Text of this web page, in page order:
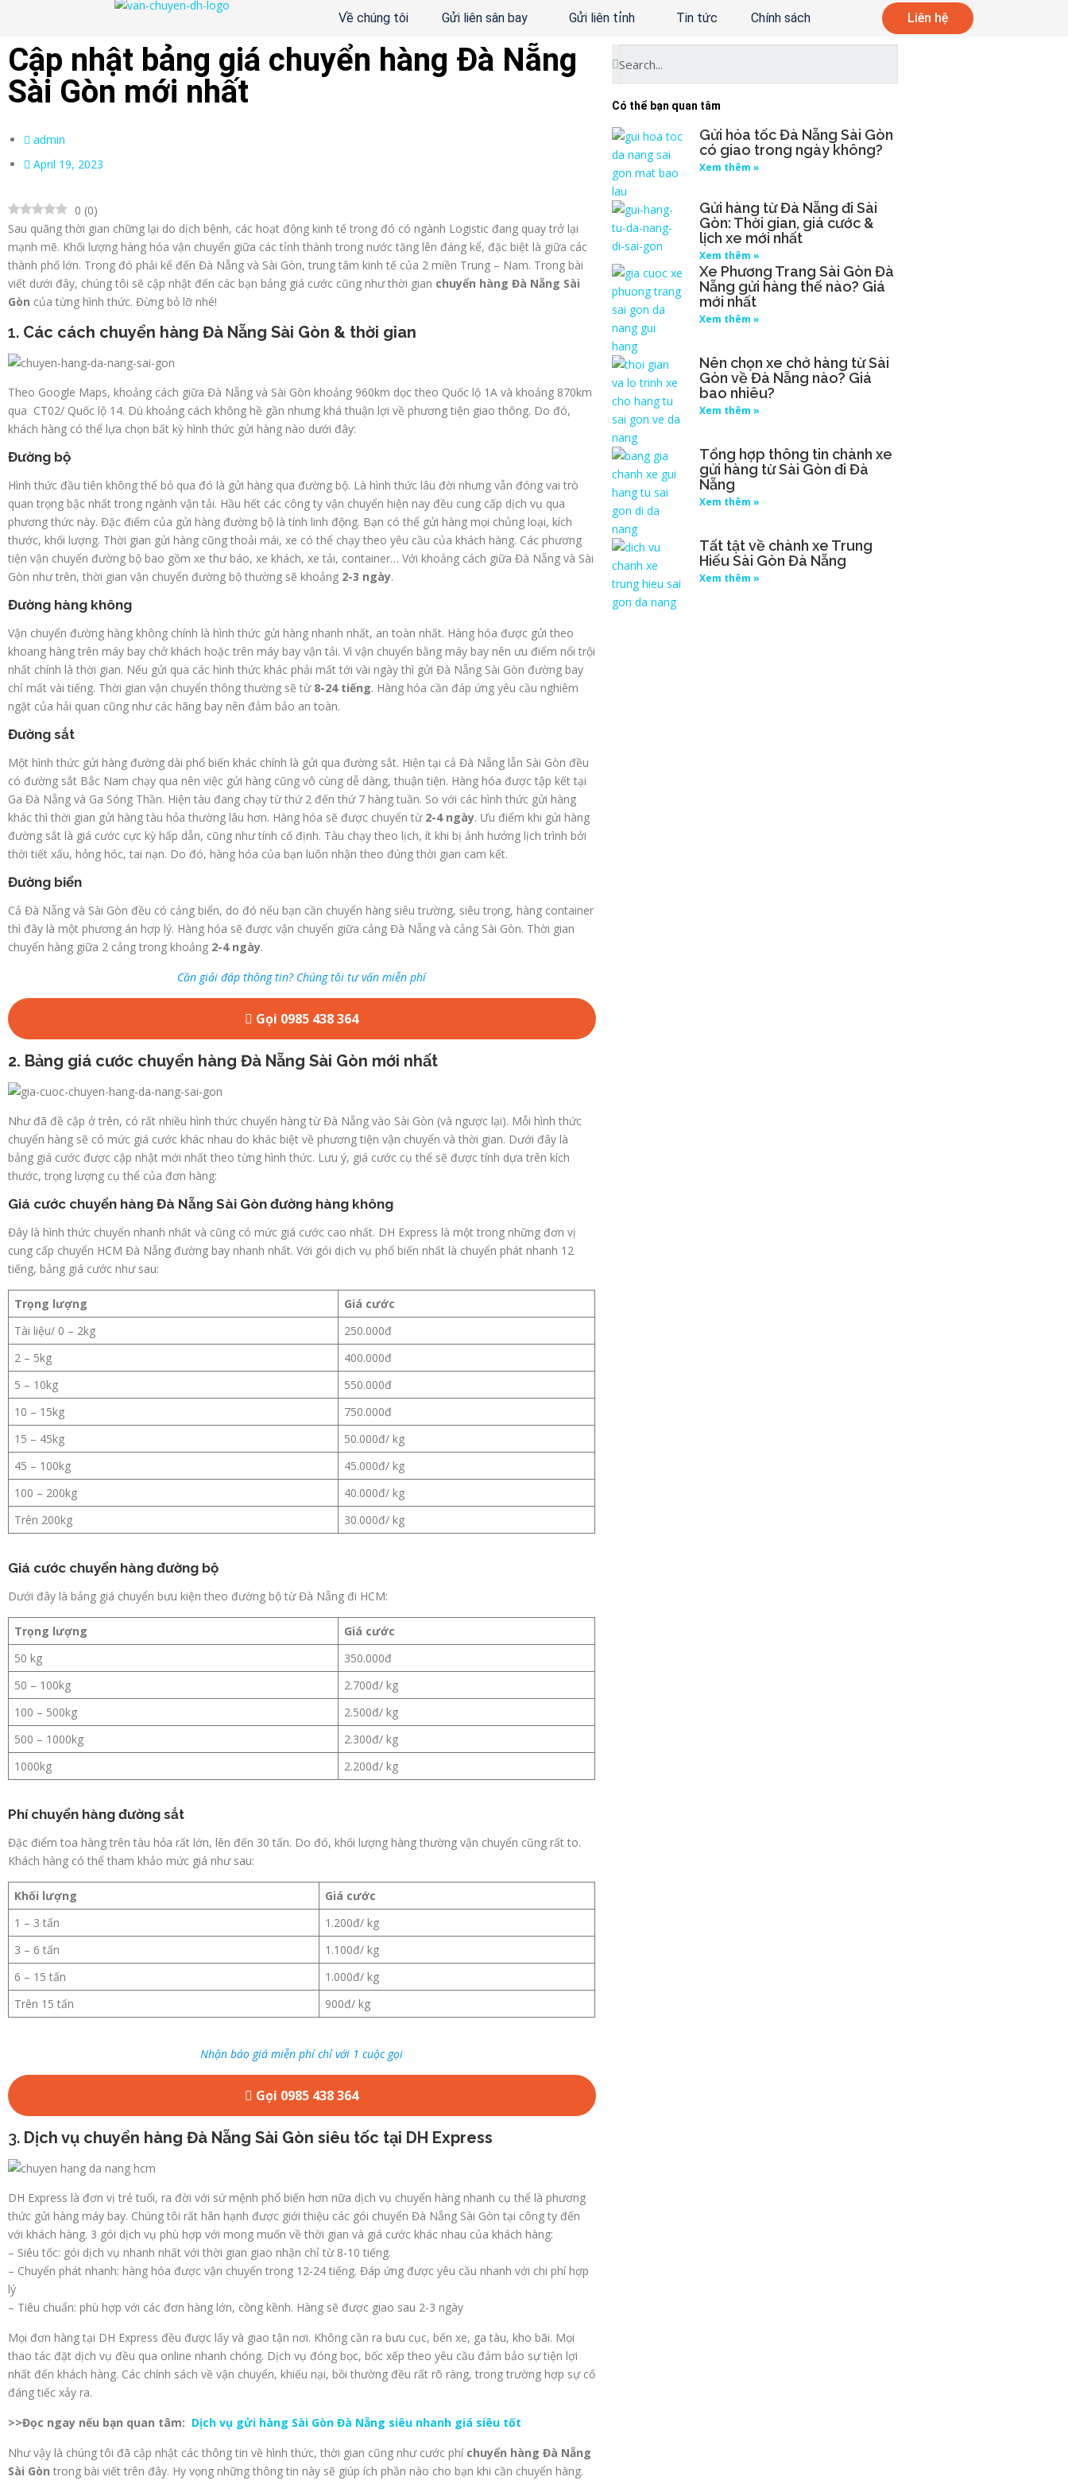
Về chúng tôi Gửi liên sân bay Gửi liên tỉnh Tin tức Chính sách Liên hệ
Cập nhật bảng giá chuyển hàng Đà Nẵng
Sài Gòn mới nhất
admin
April 19, 2023
0 (0)
Sau quãng thời gian chững lại do dịch bệnh, các hoạt động kinh tế trong đó có ngành Logistic đang quay trở lại
mạnh mẽ. Khối lượng hàng hóa vận chuyển giữa các tỉnh thành trong nước tăng lên đáng kể, đặc biệt là giữa các
thành phố lớn. Trong đó phải kể đến Đà Nẵng và Sài Gòn, trung tâm kinh tế của 2 miền Trung – Nam. Trong bài
viết dưới đây, chúng tôi sẽ cập nhật đến các bạn bảng giá cước cũng như thời gian chuyển hàng Đà Nẵng Sài
Gòn của từng hình thức. Đừng bỏ lỡ nhé!
1. Các cách chuyển hàng Đà Nẵng Sài Gòn & thời gian
Theo Google Maps, khoảng cách giữa Đà Nẵng và Sài Gòn khoảng 960km dọc theo Quốc lộ 1A và khoảng 870km
qua CT02/ Quốc lộ 14. Dù khoảng cách không hề gần nhưng khá thuận lợi về phương tiện giao thông. Do đó,
khách hàng có thể lựa chọn bất kỳ hình thức gửi hàng nào dưới đây:
Đường bộ
Hình thức đầu tiên không thể bỏ qua đó là gửi hàng qua đường bộ. Là hình thức lâu đời nhưng vẫn đóng vai trò
quan trọng bậc nhất trong ngành vận tải. Hầu hết các công ty vận chuyển hiện nay đều cung cấp dịch vụ qua
phương thức này. Đặc điểm của gửi hàng đường bộ là tính linh động. Bạn có thể gửi hàng mọi chủng loại, kích
thước, khối lượng. Thời gian gửi hàng cũng thoải mái, xe có thể chạy theo yêu cầu của khách hàng. Các phương
tiện vận chuyển đường bộ bao gồm xe thư báo, xe khách, xe tải, container… Với khoảng cách giữa Đà Nẵng và Sài
Gòn như trên, thời gian vận chuyển đường bộ thường sẽ khoảng 2-3 ngày.
Đường hàng không
Vận chuyển đường hàng không chính là hình thức gửi hàng nhanh nhất, an toàn nhất. Hàng hóa được gửi theo
khoang hàng trên máy bay chở khách hoặc trên máy bay vận tải. Vì vận chuyển bằng máy bay nên ưu điểm nổi trội
nhất chính là thời gian. Nếu gửi qua các hình thức khác phải mất tới vài ngày thì gửi Đà Nẵng Sài Gòn đường bay
chỉ mất vài tiếng. Thời gian vận chuyển thông thường sẽ từ 8-24 tiếng. Hàng hóa cần đáp ứng yêu cầu nghiêm
ngặt của hải quan cũng như các hãng bay nên đảm bảo an toàn.
Đường sắt
Một hình thức gửi hàng đường dài phổ biến khác chính là gửi qua đường sắt. Hiện tại cả Đà Nẵng lẫn Sài Gòn đều
có đường sắt Bắc Nam chạy qua nên việc gửi hàng cũng vô cùng dễ dàng, thuận tiện. Hàng hóa được tập kết tại
Ga Đà Nẵng và Ga Sóng Thần. Hiện tàu đang chạy từ thứ 2 đến thứ 7 hàng tuần. So với các hình thức gửi hàng
khác thì thời gian gửi hàng tàu hỏa thường lâu hơn. Hàng hóa sẽ được chuyển từ 2-4 ngày. Ưu điểm khi gửi hàng
đường sắt là giá cước cực kỳ hấp dẫn, cũng như tính cố định. Tàu chạy theo lịch, ít khi bị ảnh hưởng lịch trình bởi
thời tiết xấu, hỏng hóc, tai nạn. Do đó, hàng hóa của bạn luôn nhận theo đúng thời gian cam kết.
Đường biển
Cả Đà Nẵng và Sài Gòn đều có cảng biển, do đó nếu bạn cần chuyển hàng siêu trường, siêu trọng, hàng container
thì đây là một phương án hợp lý. Hàng hóa sẽ được vận chuyển giữa cảng Đà Nẵng và cảng Sài Gòn. Thời gian
chuyển hàng giữa 2 cảng trong khoảng 2-4 ngày.
Cần giải đáp thông tin? Chúng tôi tư vấn miễn phí
Gọi 0985 438 364
2. Bảng giá cước chuyển hàng Đà Nẵng Sài Gòn mới nhất
Như đã đề cập ở trên, có rất nhiều hình thức chuyển hàng từ Đà Nẵng vào Sài Gòn (và ngược lại). Mỗi hình thức
chuyển hàng sẽ có mức giá cước khác nhau do khác biệt về phương tiện vận chuyển và thời gian. Dưới đây là
bảng giá cước được cập nhật mới nhất theo từng hình thức. Lưu ý, giá cước cụ thể sẽ được tính dựa trên kích
thước, trọng lượng cụ thể của đơn hàng:
Giá cước chuyển hàng Đà Nẵng Sài Gòn đường hàng không
Đây là hình thức chuyển nhanh nhất và cũng có mức giá cước cao nhất. DH Express là một trong những đơn vị
cung cấp chuyển HCM Đà Nẵng đường bay nhanh nhất. Với gói dịch vụ phổ biến nhất là chuyển phát nhanh 12
tiếng, bảng giá cước như sau:
Trọng lượng
Giá cước
Tài liệu/ 0 – 2kg
250.000đ
2 – 5kg
400.000đ
5 – 10kg
550.000đ
10 – 15kg
750.000đ
15 – 45kg
50.000đ/ kg
45 – 100kg
45.000đ/ kg
100 – 200kg
40.000đ/ kg
Trên 200kg
30.000đ/ kg
Giá cước chuyển hàng đường bộ
Dưới đây là bảng giá chuyển bưu kiện theo đường bộ từ Đà Nẵng đi HCM:
Trọng lượng
Giá cước
50 kg
350.000đ
50 – 100kg
2.700đ/ kg
100 – 500kg
2.500đ/ kg
500 – 1000kg
2.300đ/ kg
1000kg
2.200đ/ kg
Phí chuyển hàng đường sắt
Đặc điểm toa hàng trên tàu hỏa rất lớn, lên đến 30 tấn. Do đó, khối lượng hàng thường vận chuyển cũng rất to.
Khách hàng có thể tham khảo mức giá như sau:
Khối lượng
Giá cước
1 – 3 tấn
1.200đ/ kg
3 – 6 tấn
1.100đ/ kg
6 – 15 tấn
1.000đ/ kg
Trên 15 tấn
900đ/ kg
Nhận báo giá miễn phí chỉ với 1 cuộc gọi
Gọi 0985 438 364
3. Dịch vụ chuyển hàng Đà Nẵng Sài Gòn siêu tốc tại DH Express
DH Express là đơn vị trẻ tuổi, ra đời với sứ mệnh phổ biến hơn nữa dịch vụ chuyển hàng nhanh cụ thể là phương
thức gửi hàng máy bay. Chúng tôi rất hân hạnh được giới thiệu các gói chuyển Đà Nẵng Sài Gòn tại công ty đến
với khách hàng. 3 gói dịch vụ phù hợp với mong muốn về thời gian và giá cước khác nhau của khách hàng:
– Siêu tốc: gói dịch vụ nhanh nhất với thời gian giao nhận chỉ từ 8-10 tiếng.
– Chuyển phát nhanh: hàng hóa được vận chuyển trong 12-24 tiếng. Đáp ứng được yêu cầu nhanh với chi phí hợp
lý
– Tiêu chuẩn: phù hợp với các đơn hàng lớn, cồng kềnh. Hàng sẽ được giao sau 2-3 ngày
Mọi đơn hàng tại DH Express đều được lấy và giao tận nơi. Không cần ra bưu cục, bến xe, ga tàu, kho bãi. Mọi
thao tác đặt dịch vụ đều qua online nhanh chóng. Dịch vụ đóng bọc, bốc xếp theo yêu cầu đảm bảo sự tiện lợi
nhất đến khách hàng. Các chính sách về vận chuyển, khiếu nại, bồi thường đều rất rõ ràng, trong trường hợp sự cố
đáng tiếc xảy ra.
>>Đọc ngay nếu bạn quan tâm: Dịch vụ gửi hàng Sài Gòn Đà Nẵng siêu nhanh giá siêu tốt
Như vậy là chúng tôi đã cập nhật các thông tin về hình thức, thời gian cũng như cước phí chuyển hàng Đà Nẵng
Sài Gòn trong bài viết trên đây. Hy vọng những thông tin này sẽ giúp ích phần nào cho bạn khi cần chuyển hàng.
Có thể bạn quan tâm
Gửi hỏa tốc Đà Nẵng Sài Gòn
có giao trong ngày không?
Xem thêm »
Gửi hàng từ Đà Nẵng đi Sài
Gòn: Thời gian, giá cước &
lịch xe mới nhất
Xem thêm »
Xe Phương Trang Sài Gòn Đà
Nẵng gửi hàng thế nào? Giá
mới nhất
Xem thêm »
Nên chọn xe chở hàng từ Sài
Gòn về Đà Nẵng nào? Giá
bao nhiêu?
Xem thêm »
Tổng hợp thông tin chành xe
gửi hàng từ Sài Gòn đi Đà
Nẵng
Xem thêm »
Tất tật về chành xe Trung
Hiếu Sài Gòn Đà Nẵng
Xem thêm »